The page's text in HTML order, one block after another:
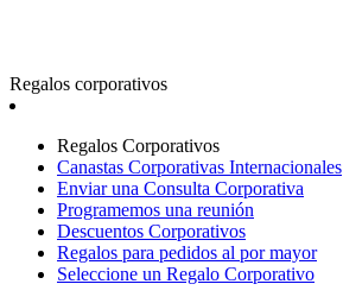
Regalos corporativos
Regalos Corporativos
Canastas Corporativas Internacionales
Enviar una Consulta Corporativa
Programemos una reunión
Descuentos Corporativos
Regalos para pedidos al por mayor
Seleccione un Regalo Corporativo